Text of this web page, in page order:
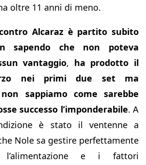
oltre 11 anni di meno.
Alcaraz è partito subito
sapendo che non poteva
vantaggio, ha prodotto il
nei primi due set ma
sappiamo come sarebbe
successo l’imponderabile. A
è stato il ventenne a
Nole sa gestire perfettamente
e i fattori